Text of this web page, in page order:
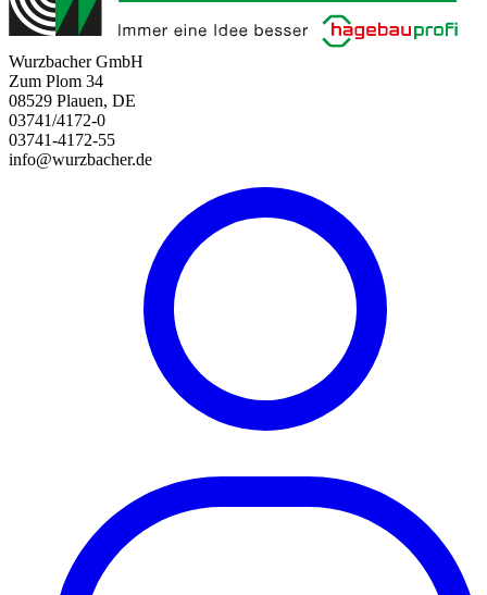
Wurzbacher GmbH
Zum Plom 34
08529 Plauen, DE
03741/4172-0
03741-4172-55
info@wurzbacher.de